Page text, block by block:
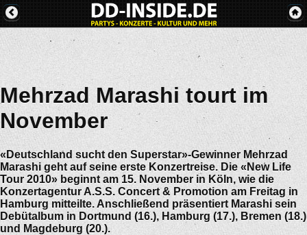
Mehrzad Marashi tourt im
November
«Deutschland sucht den Superstar»-Gewinner Mehrzad
Marashi geht auf seine erste Konzertreise. Die «New Life
Tour 2010» beginnt am 15. November in Köln, wie die
Konzertagentur A.S.S. Concert & Promotion am Freitag in
Hamburg mitteilte. Anschließend präsentiert Marashi sein
Debütalbum in Dortmund (16.), Hamburg (17.), Bremen (18.)
und Magdeburg (20.).